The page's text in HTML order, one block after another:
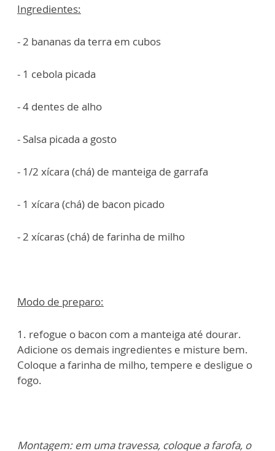
Ingredientes:
- 2 bananas da terra em cubos
- 1 cebola picada
- 4 dentes de alho
- Salsa picada a gosto
- 1/2 xícara (chá) de manteiga de garrafa
- 1 xícara (chá) de bacon picado
- 2 xícaras (chá) de farinha de milho
Modo de preparo:
1. refogue o bacon com a manteiga até dourar.
Adicione os demais ingredientes e misture bem.
Coloque a farinha de milho, tempere e desligue o
fogo.
Montagem: em uma travessa, coloque a farofa, o